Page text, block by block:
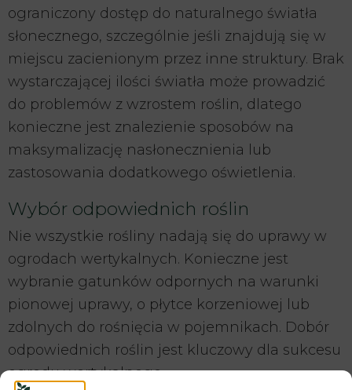
ograniczony dostęp do naturalnego światła
słonecznego, szczególnie jeśli znajdują się w
miejscu zacienionym przez inne struktury. Brak
wystarczającej ilości światła może prowadzić
do problemów z wzrostem roślin, dlatego
konieczne jest znalezienie sposobów na
maksymalizację nasłonecznienia lub
zastosowania dodatkowego oświetlenia.
Wybór odpowiednich roślin
Nie wszystkie rośliny nadają się do uprawy w
ogrodach wertykalnych. Konieczne jest
wybranie gatunków odpornych na warunki
pionowej uprawy, o płytce korzeniowej lub
zdolnych do rośnięcia w pojemnikach. Dobór
odpowiednich roślin jest kluczowy dla sukcesu
ogrodu wertykalnego.